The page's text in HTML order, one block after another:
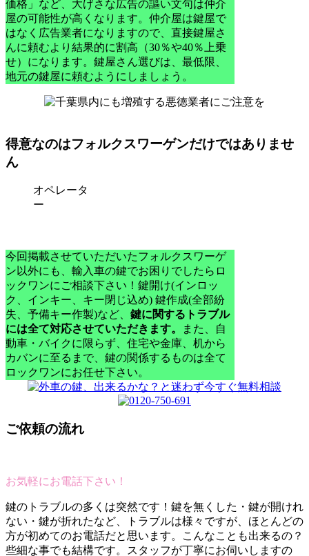
価格」など、 大げさな広告の謳い文句は仲介
屋の可能性が高くなります。 仲介屋は鍵屋で
はなく広告業者になりますので、直接鍵屋さ
んに頼むより結果的に割高（30％や40％上乗
せ）になります。鍵屋さん選びは、最低限、
地元の鍵屋に頼むようにしましょう。
得意なのはフォルクスワーゲンだけではありませ
ん
オペレータ
ー
今回掲載させていただいたフォルクスワーゲ
ン以外にも、輸入車の鍵でお困りでしたらロ
ックワンにご相談下さい！ 鍵開け(インロッ
ク、インキー、キー閉じ込め) 鍵作成(全部紛
失、予備キー作製)など、 鍵に関するトラブル
には全て対応させていただきます。
また、自
動車・バイクに限らず、住宅や金庫、机から
カバンに至るまで、鍵の関係するものは全て
ロックワンにお任せ下さい。
ご依頼の流れ
お気軽にお電話下さい！
鍵のトラブルの多くは突然です！鍵を無くした・鍵が開けれ
ない・鍵が折れたなど、トラブルは様々ですが、ほとんどの
方が初めてのお電話だと思います。こんなことも出来るの？
些細な事でも結構です。スタッフが丁寧にお伺いしますの